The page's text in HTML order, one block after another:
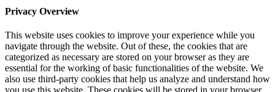
Privacy Overview
This website uses cookies to improve your experience while you
navigate through the website. Out of these, the cookies that are
categorized as necessary are stored on your browser as they are
essential for the working of basic functionalities of the website. We
also use third-party cookies that help us analyze and understand how